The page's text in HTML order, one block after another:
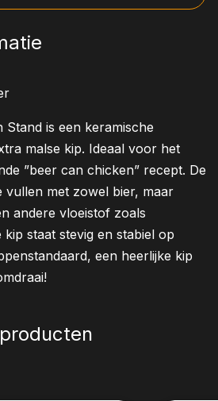
Stand is een keramische
malse kip. Ideaal voor het
”beer can chicken” recept. De
vullen met zowel bier, maar
andere vloeistof zoals
staat stevig en stabiel op
een heerlijke kip